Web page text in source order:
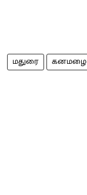
மதுரை கனமழை